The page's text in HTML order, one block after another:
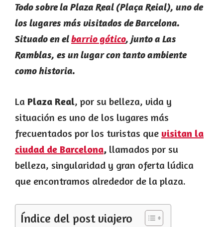
Todo sobre la Plaza Real (Plaça Reial), uno de
los lugares más visitados de Barcelona.
Situado en elbarrio gótico, junto a Las
Ramblas, es un lugar con tanto ambiente
como historia.
La Plaza Real, por su belleza, vida y
situación es uno de los lugares más
frecuentados por los turistas que visitan la
ciudad de Barcelona, llamados por su
belleza, singularidad y gran oferta lúdica
que encontramos alrededor de la plaza.
Índice del post viajero